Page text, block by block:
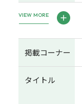
VIEW MORE
掲載コーナー
タイトル